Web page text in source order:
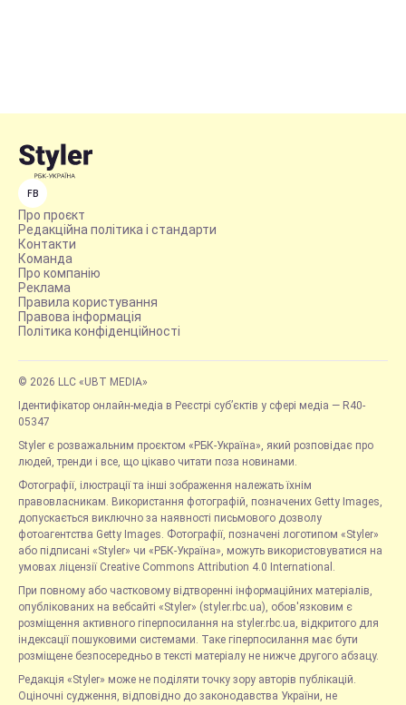
FB
Про проєкт
Редакційна політика і стандарти
Контакти
Команда
Про компанію
Реклама
Правила користування
Правова інформація
Політика конфіденційності
© 2026 LLC «UBT MEDIA»
Ідентифікатор онлайн-медіа в Реєстрі суб’єктів у сфері медіа — R40-
05347
Styler є розважальним проєктом «РБК-Україна», який розповідає про
людей, тренди і все, що цікаво читати поза новинами.
Фотографії, ілюстрації та інші зображення належать їхнім
правовласникам. Використання фотографій, позначених Getty Images,
допускається виключно за наявності письмового дозволу
фотоагентства Getty Images. Фотографії, позначені логотипом «Styler»
або підписані «Styler» чи «РБК-Україна», можуть використовуватися на
умовах ліцензії Creative Commons Attribution 4.0 International.
При повному або частковому відтворенні інформаційних матеріалів,
опублікованих на вебсайті «Styler» (styler.rbc.ua), обов'язковим є
розміщення активного гіперпосилання на styler.rbc.ua, відкритого для
індексації пошуковими системами. Таке гіперпосилання має бути
розміщене безпосередньо в тексті матеріалу не нижче другого абзацу.
Редакція «Styler» може не поділяти точку зору авторів публікацій.
Оціночні судження, відповідно до законодавства України, не